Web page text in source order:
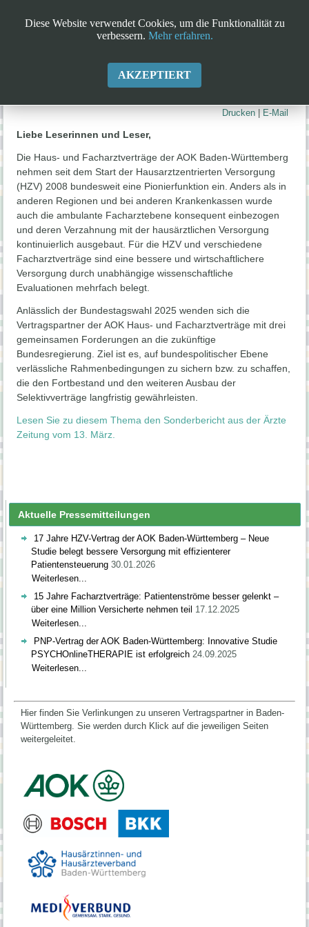
Drucken E-Mail
Liebe Leserinnen und Leser,
Die Haus- und Facharztverträge der AOK Baden-Württemberg
nehmen seit dem Start der Hausarztzentrierten Versorgung
(HZV) 2008 bundesweit eine Pionierfunktion ein. Anders als in
anderen Regionen und bei anderen Krankenkassen wurde
auch die ambulante Facharztebene konsequent einbezogen
und deren Verzahnung mit der hausärztlichen Versorgung
kontinuierlich ausgebaut. Für die HZV und verschiedene
Facharztverträge sind eine bessere und wirtschaftlichere
Versorgung durch unabhängige wissenschaftliche
Evaluationen mehrfach belegt.
Anlässlich der Bundestagswahl 2025 wenden sich die
Vertragspartner der AOK Haus- und Facharztverträge mit drei
gemeinsamen Forderungen an die zukünftige
Bundesregierung. Ziel ist es, auf bundespolitischer Ebene
verlässliche Rahmenbedingungen zu sichern bzw. zu schaffen,
die den Fortbestand und den weiteren Ausbau der
Selektivverträge langfristig gewährleisten.
Lesen Sie zu diesem Thema den Sonderbericht aus der Ärzte
Zeitung vom 13. März.
Aktuelle Pressemitteilungen
17 Jahre HZV-Vertrag der AOK Baden-Württemberg – Neue
Studie belegt bessere Versorgung mit effizienterer
Patientensteuerung 30.01.2026
Weiterlesen...
15 Jahre Facharztverträge: Patientenströme besser gelenkt –
über eine Million Versicherte nehmen teil 17.12.2025
Weiterlesen...
PNP-Vertrag der AOK Baden-Württemberg: Innovative Studie
PSYCHOnlineTHERAPIE ist erfolgreich 24.09.2025
Weiterlesen...
Hier finden Sie Verlinkungen zu unseren Vertragspartner in Baden-
Württemberg.Sie werden durch Klick auf die jeweiligen Seiten
weitergeleitet.
Diese Website verwendet Cookies, um die Funktionalität zu
verbessern. Mehr erfahren.
AKZEPTIERT